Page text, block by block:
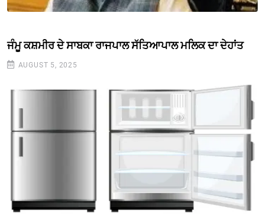
ਜੰਮੂ ਕਸ਼ਮੀਰ ਦੇ ਸਾਬਕਾ ਰਾਜਪਾਲ ਸੱਤਿਆਪਾਲ ਮਲਿਕ ਦਾ ਦੇਹਾਂਤ
AUGUST 5, 2025